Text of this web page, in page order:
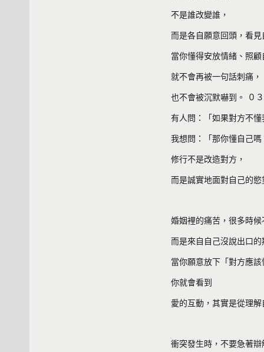
不是誰改變誰，
而是各自願意回頭，看見
當你懂得安放情緒、照
就不會再被一句話刺痛，
也不會被沉默嚇到。 ０
有人問：「如果對方不
我想問：「那你懂自己嗎
修行不是改造對方，
而是誠實地面對自己的
婚姻裡的痛苦，很多時
而是來自自己沒說出口的
當你願意放下「對方應
你就會看到
愛的互動，其實是從理
衝突發生時，不要急著辯